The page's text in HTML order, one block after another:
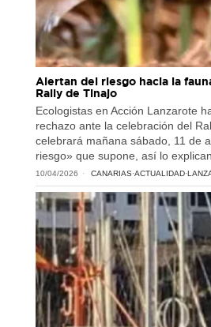
Alertan del riesgo hacia la
Rally de Tinajo
Ecologistas en Acción Lanzarote
rechazo ante la celebración del
celebrará mañana sábado, 11 de
riesgo» que supone, así lo
10/04/2026 CANARIAS·ACTUALIDAD·